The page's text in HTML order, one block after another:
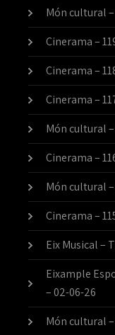
Món cultural
Cinerama –
Cinerama –
Cinerama –
Món cultural
Cinerama –
Món cultural –
Cinerama –
Eix Musical –
Eixample
– 02-06-26
Món cultural